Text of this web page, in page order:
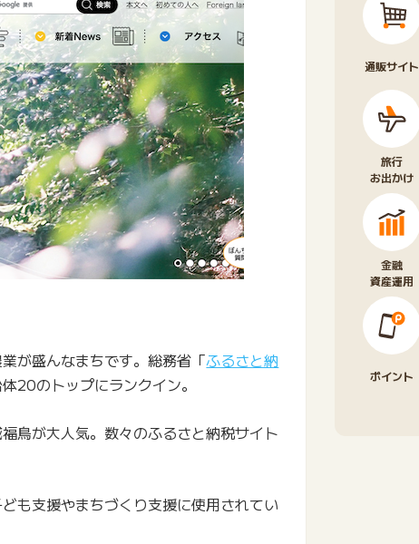
が盛んなまちです。総務省「ふるさと納
20のトップにランクイン。
鳥が大人気。数々のふるさと納税サイト
も支援やまちづくり支援に使用されてい
通販サイト
旅行
お出かけ
金融
資産運用
ポイント